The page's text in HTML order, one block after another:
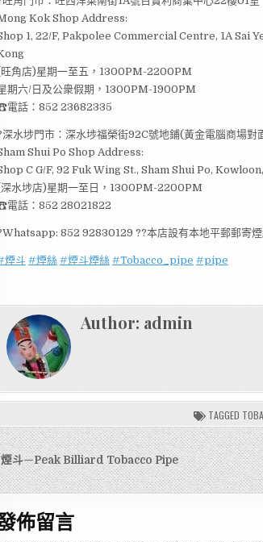
Kok Shop Address:
1, 22/F, Pakpolee Commercial Centre, 1A Sai
角店)星期一至五，1300PM-2200PM
期六/日及公衆假期，1300PM-1900PM
電話：852 23682335
深水埗門市：深水埗福榮街92C號地鋪(黃金電腦商場對
Shui Po Shop Address:
C G/F, 92 Fuk Wing St., Sham Shui Po,
水埗店)星期一至日，1300PM-2200PM
電話：852 28021822
852 92830129 ??本店設有本地平郵郵寄
煙斗 #煙絲 #煙斗煙絲 #Tobacco_pipe #pipe
Author: admin
TAGGED
斗—Peak Billiard Tobacco Pipe
佈留言